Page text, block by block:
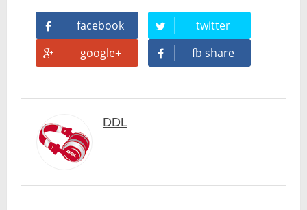
facebook
twitter
google+
fb share
DDL